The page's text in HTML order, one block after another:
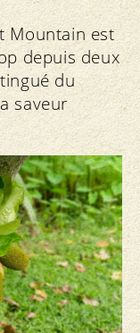
Mountain est
depuis deux
du
saveur